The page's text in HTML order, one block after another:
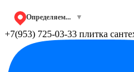
Определяем... ▼
+7(953) 725-03-33 плитка